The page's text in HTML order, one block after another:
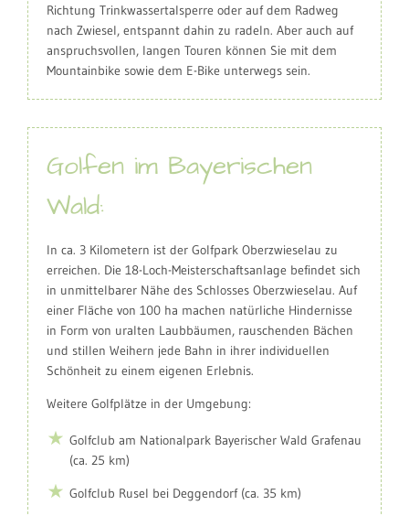
Richtung Trinkwassertalsperre oder auf dem Radweg
nach Zwiesel, entspannt dahin zu radeln. Aber auch auf
anspruchsvollen, langen Touren können Sie mit dem
Mountainbike sowie dem E-Bike unterwegs sein.
Golfen im Bayerischen
Wald:
In ca. 3 Kilometern ist der Golfpark Oberzwieselau zu
erreichen. Die 18-Loch-Meisterschaftsanlage befindet sich
in unmittelbarer Nähe des Schlosses Oberzwieselau. Auf
einer Fläche von 100 ha machen natürliche Hindernisse
in Form von uralten Laubbäumen, rauschenden Bächen
und stillen Weihern jede Bahn in ihrer individuellen
Schönheit zu einem eigenen Erlebnis.
Weitere Golfplätze in der Umgebung:
Golfclub am Nationalpark Bayerischer Wald Grafenau
(ca. 25 km)
Golfclub Rusel bei Deggendorf (ca. 35 km)